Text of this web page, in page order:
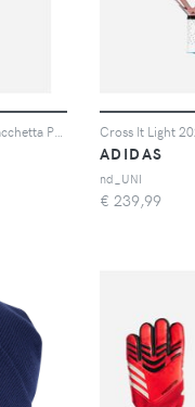
ADIDAS
nd_UNI
€ 239,99